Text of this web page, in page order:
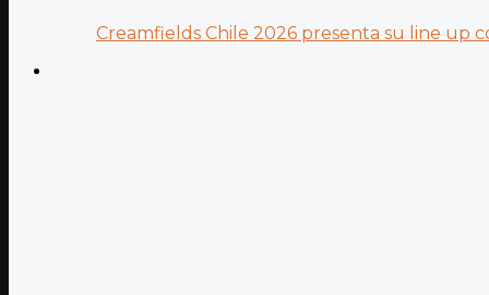
Creamfields Chile 2026 presenta su line up